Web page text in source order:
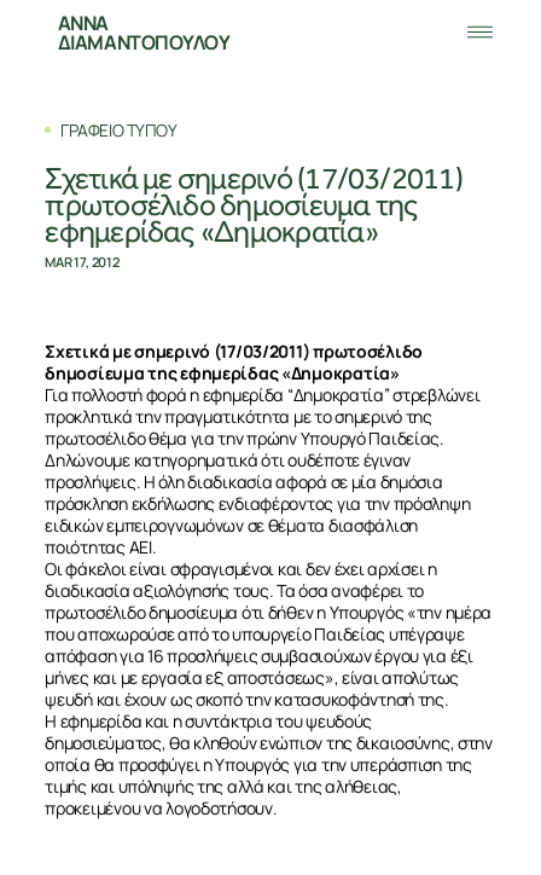
ΑΝΝΑ
ΔΙΑΜΑΝΤΟΠΟΥΛΟΥ
ΓΡΑΦΕΙΟ ΤΥΠΟΥ
Σχετικά με σημερινό (17/03/2011)
πρωτοσέλιδο δημοσίευμα της
εφημερίδας «Δημοκρατία»
MAR 17, 2012
Σχετικά με σημερινό (17/03/2011) πρωτοσέλιδο
δημοσίευμα της εφημερίδας «Δημοκρατία»
Για πολλοστή φορά η εφημερίδα “Δημοκρατία” στρεβλώνει
προκλητικά την πραγματικότητα με το σημερινό της
πρωτοσέλιδο θέμα για την πρώην Υπουργό Παιδείας.
Δηλώνουμε κατηγορηματικά ότι ουδέποτε έγιναν
προσλήψεις. Η όλη διαδικασία αφορά σε μία δημόσια
πρόσκληση εκδήλωσης ενδιαφέροντος για την πρόσληψη
ειδικών εμπειρογνωμόνων σε θέματα διασφάλιση
ποιότητας ΑΕΙ.
Οι φάκελοι είναι σφραγισμένοι και δεν έχει αρχίσει η
διαδικασία αξιολόγησής τους. Τα όσα αναφέρει το
πρωτοσέλιδο δημοσίευμα ότι δήθεν η Υπουργός «την ημέρα
που αποχωρούσε από το υπουργείο Παιδείας υπέγραψε
απόφαση για 16 προσλήψεις συμβασιούχων έργου για έξι
μήνες και με εργασία εξ αποστάσεως», είναι απολύτως
ψευδή και έχουν ως σκοπό την κατασυκοφάντησή της.
Η εφημερίδα και η συντάκτρια του ψευδούς
δημοσιεύματος, θα κληθούν ενώπιον της δικαιοσύνης, στην
οποία θα προσφύγει η Υπουργός για την υπεράσπιση της
τιμής και υπόληψής της αλλά και της αλήθειας,
προκειμένου να λογοδοτήσουν.